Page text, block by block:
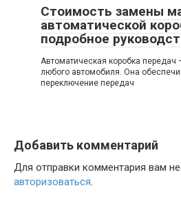
Стоимость замены
автоматической
подробное
Автоматическая коробка передач
любого автомобиля. Она
переключение передач
Добавить комментарий
Для отправки комментария вам
авторизоваться.